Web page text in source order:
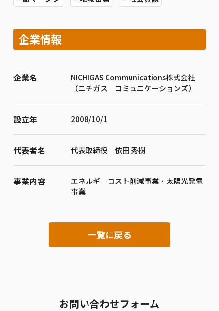
企業情報
企業名
NICHIGAS Communications株式会社
（ニチガス コミュニケーションズ）
設立年 2008/10/1
代表者名 代表取締役 依田 秀樹
事業内容
エネルギーコスト削減事業・太陽光発電
事業
一覧に戻る
お問い合わせフォーム